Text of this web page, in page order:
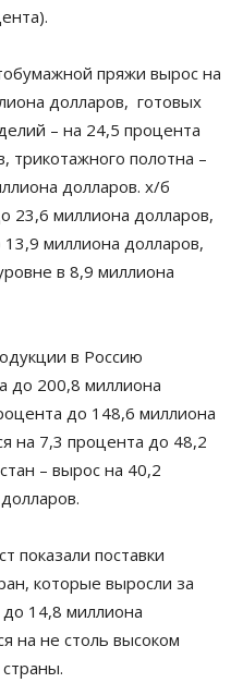
пряжи вырос на
долларов, готовых
– на 24,5 процента
трикотажного полотна –
долларов. х/б
23,6 миллиона долларов,
миллиона долларов,
в 8,9 миллиона
в Россию
до 200,8 миллиона
до 148,6 миллиона
на 7,3 процента до 48,2
– вырос на 40,2
показали поставки
которые выросли за
14,8 миллиона
на не столь высоком